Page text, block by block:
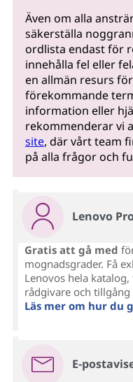
Även om alla
säkerställa
ordlista endast för
innehålla fel eller
en allmän resurs
förekommande
information eller
rekommenderar vi
site, där vårt team
på alla frågor och
Lenovo
Gratis att gå med
mognadsgrader. Få
Lenovos hela
rådgivare och
Läs mer om hur du
E-